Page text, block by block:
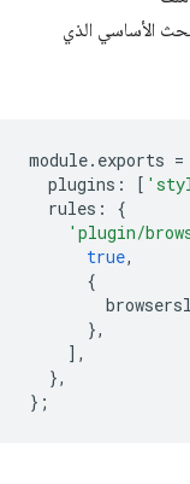
الأساسي الذي
module. exports =
plugins : [
rules :
{
'plugin/
true,
{
},
],
},
};